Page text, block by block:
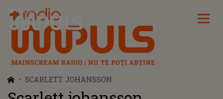
Radio Impuls
SCARLETT JOHANSSON